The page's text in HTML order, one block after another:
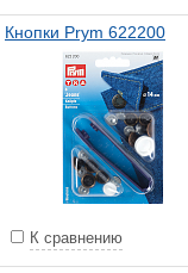
Кнопки Prym 622200
К сравнению